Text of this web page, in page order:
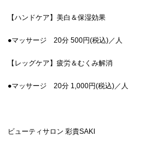
【ハンドケア】美白＆保湿効果
●マッサージ 20分 500円(税込)／人
【レッグケア】疲労＆むくみ解消
●マッサージ 20分 1,000円(税込)／人
ビューティサロン 彩貴SAKI